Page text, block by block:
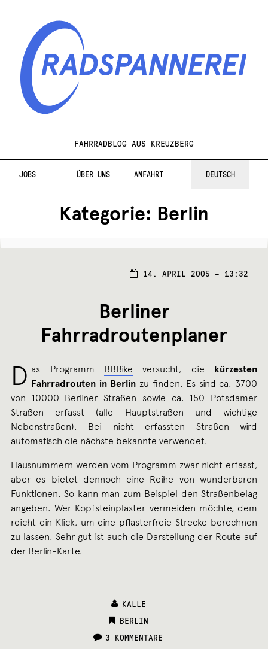
RadspannereiFAHRRADBLOG AUS KREUZBERG
JOBS ÜBER UNS ANFAHRT DEUTSCH
Kategorie: Berlin
14. APRIL 2005 – 13:32
Berliner
Fahrradroutenplaner
D as Programm BBBike versucht, die kürzesten
Fahrradrouten in Berlin zu finden. Es sind ca. 3700
von 10000 Berliner Straßen sowie ca. 150 Potsdamer
Straßen erfasst (alle Hauptstraßen und wichtige
Nebenstraßen). Bei nicht erfassten Straßen wird
automatisch die nächste bekannte verwendet.
Hausnummern werden vom Programm zwar nicht erfasst,
aber es bietet dennoch eine Reihe von wunderbaren
Funktionen. So kann man zum Beispiel den Straßenbelag
angeben. Wer Kopfsteinplaster vermeiden möchte, dem
reicht ein Klick, um eine pflasterfreie Strecke berechnen
zu lassen. Sehr gut ist auch die Darstellung der Route auf
der Berlin-Karte.
KALLE
CATEGORIES:
BERLIN
3 KOMMENTARE